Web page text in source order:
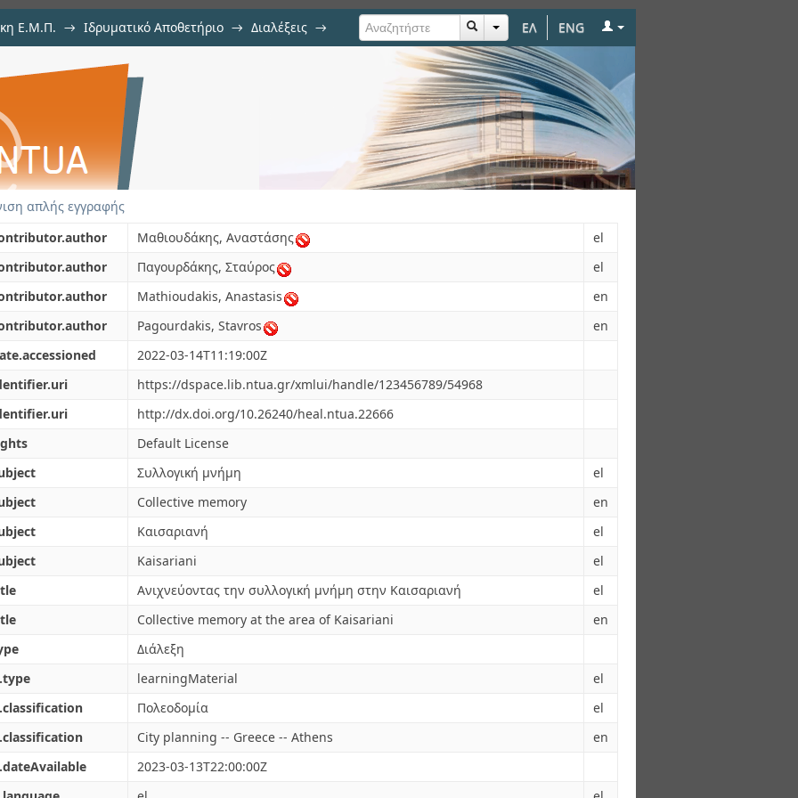
ΕΛ ENG
Ε.Μ.Π. → Ιδρυματικό Αποθετήριο → Διαλέξεις →
μνήμη στην Καισαριανή
απλής εγγραφής
Μαθιουδάκης, Αναστάσης
el
Παγουρδάκης, Σταύρος
el
Mathioudakis, Anastasis
en
Pagourdakis, Stavros
en
2022-03-14T11:19:00Z
https://dspace.lib.ntua.gr/xmlui/handle/123456789/54968
http://dx.doi.org/10.26240/heal.ntua.22666
Default License
Συλλογική μνήμη
el
Collective memory
en
Καισαριανή
el
Kaisariani
el
Ανιχνεύοντας την συλλογική μνήμη στην Καισαριανή
el
Collective memory at the area of Kaisariani
en
Διάλεξη
learningMaterial
el
Πολεοδομία
el
City planning -- Greece -- Athens
en
2023-03-13T22:00:00Z